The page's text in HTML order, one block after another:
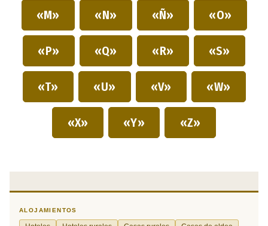
«M» «N» «Ñ» «O»
«P» «Q» «R» «S»
«T» «U» «V» «W»
«X» «Y» «Z»